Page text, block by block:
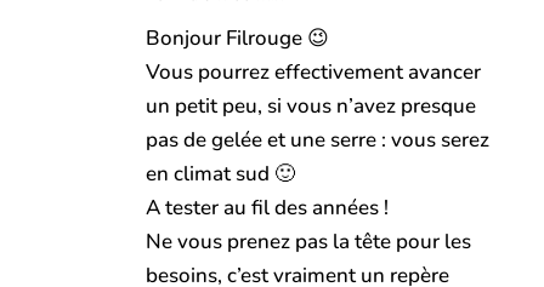
Bonjour Filrouge 😉
Vous pourrez effectivement avancer
un petit peu, si vous n’avez presque
pas de gelée et une serre : vous serez
en climat sud 🙂
A tester au fil des années !
Ne vous prenez pas la tête pour les
besoins, c’est vraiment un repère